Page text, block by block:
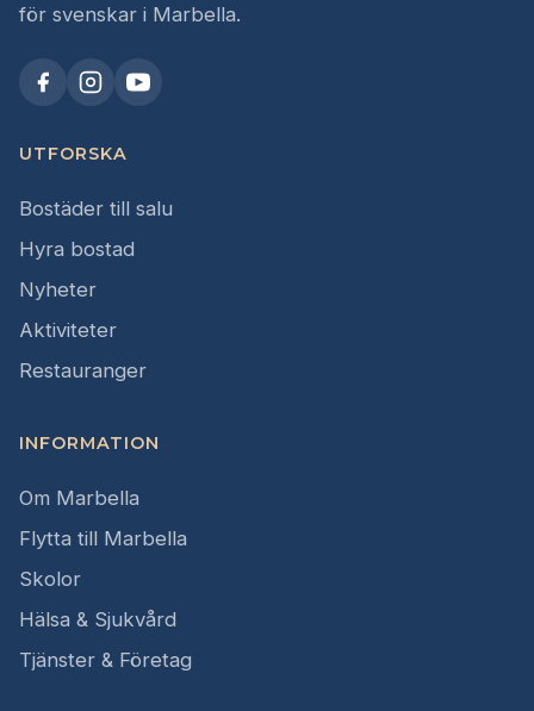
för svenskar i Marbella.
UTFORSKA
Bostäder till salu
Hyra bostad
Nyheter
Aktiviteter
Restauranger
INFORMATION
Om Marbella
Flytta till Marbella
Skolor
Hälsa & Sjukvård
Tjänster & Företag